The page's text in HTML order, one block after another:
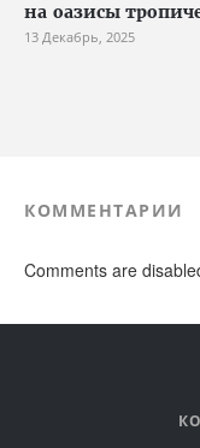
на оазисы
13 Декабрь, 2025
КОММЕНТАРИИ
Comments are